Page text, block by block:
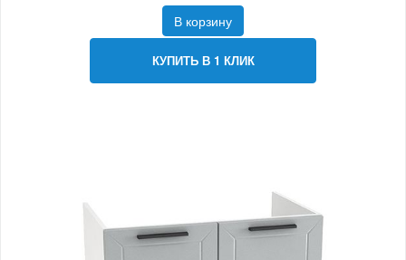
В корзину
КУПИТЬ В 1 КЛИК